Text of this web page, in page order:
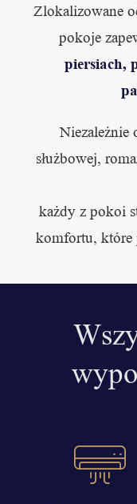
Zlokalizowane
pokoje
piersiach,
służbowej,
każdy z pokoi
komfortu, które